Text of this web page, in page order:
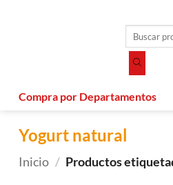
productos
Compra por Departamentos
Yogurt natural
Inicio / Productos